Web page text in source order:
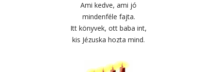
Ami kedve, ami jó
mindenféle fajta.
Itt könyvek, ott baba int,
kis Jézuska hozta mind.